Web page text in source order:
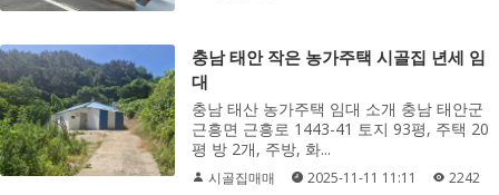
충남 태안 작은 농가주택 시골집 년세 임
대
충남 태산 농가주택 임대 소개 충남 태안군
근흥면 근흥로 1443-41 토지 93평, 주택 20
평 방 2개, 주방, 화...
시골집매매 2025-11-11 11:11 2242